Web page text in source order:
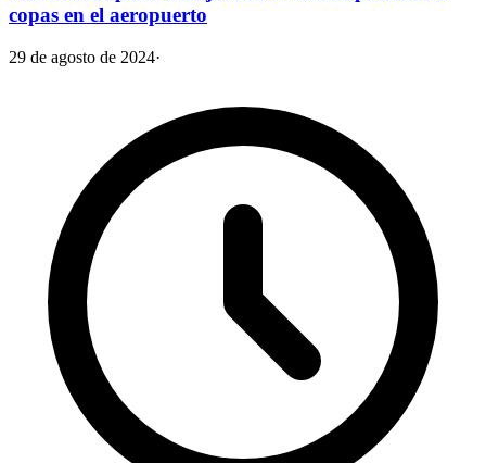
copas en el aeropuerto
29 de agosto de 2024·